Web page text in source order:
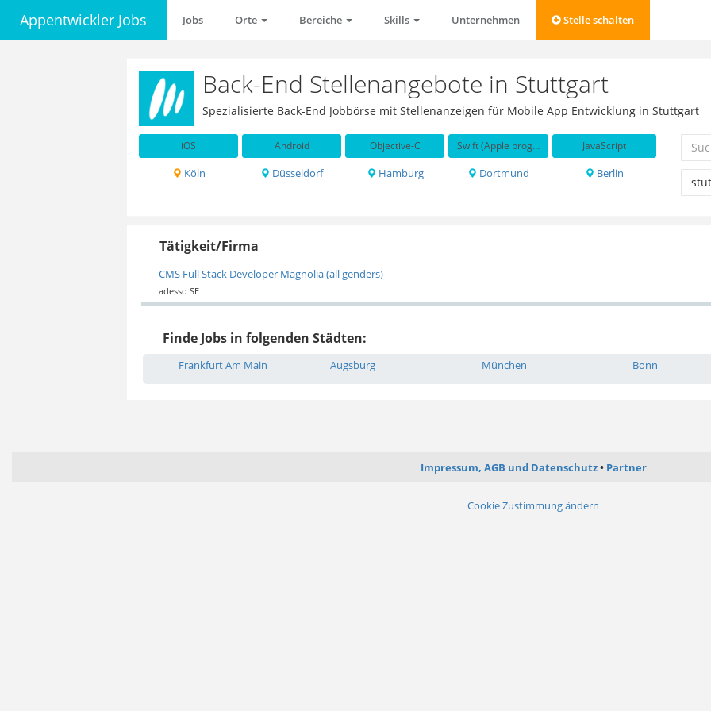
Appentwickler Jobs Jobs Orte Bereiche Skills Unternehmen Stelle schalten
Back-End Stellenangebote in Stuttgart
Spezialisierte Back-End Jobbörse mit Stellenanzeigen für Mobile App Entwicklung in Stuttgart
iOS Android Objective-C Swift (Apple programming language) JavaScript
Köln Düsseldorf Hamburg Dortmund Berlin
Tätigkeit/Firma
CMS Full Stack Developer Magnolia (all genders)
adesso SE
Finde Jobs in folgenden Städten:
Frankfurt Am Main Augsburg München Bonn
Impressum, AGB und Datenschutz Partner
Cookie Zustimmung ändern